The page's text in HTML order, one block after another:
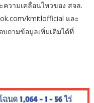
วามเคลื่อนไหวของ สจล.
kmitlofficial และ
บถามข้อมูลเพิ่มเติมได้ที่